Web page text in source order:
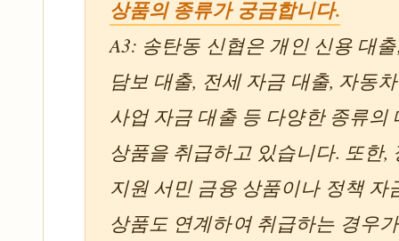
상품의 종류가 궁금합니다.
A3: 송탄동 신협은 개인 신용 대
담보 대출, 전세 자금 대출, 자동
사업 자금 대출 등 다양한 종류의
상품을 취급하고 있습니다. 또한,
지원 서민 금융 상품이나 정책 자
상품도 연계하여 취급하는 경우가